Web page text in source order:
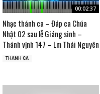
00:02:37
Nhạc thánh ca – Đáp ca Chúa
Nhật 02 sau lễ Giáng sinh –
Thánh vịnh 147 – Lm Thái Nguyên
THÁNH CA